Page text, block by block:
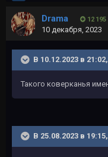
Drama 12 195
10 декабря, 2023
В 10.12.2023 в 21:02,
Такого коверканья
В 25.08.2023 в 19:15,